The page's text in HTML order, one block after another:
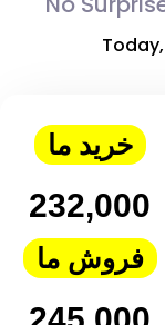
خرید ما
232,000
فروش ما